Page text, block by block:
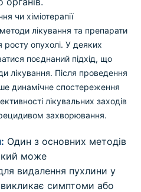
чи хіміотерапії
лікування та препарати
росту опухолі. У деяких
поєднаний підхід, що
лікування. Після проведення
динамічне спостереження
лікувальних заходів
захворювання.
Один з основних методів
може
видалення пухлини у
симптоми або